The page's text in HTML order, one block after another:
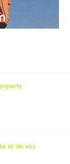
et de vos